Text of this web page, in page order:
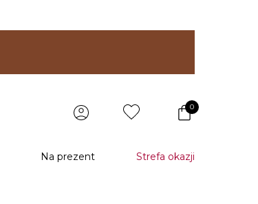
0
Na prezent Strefa okazji